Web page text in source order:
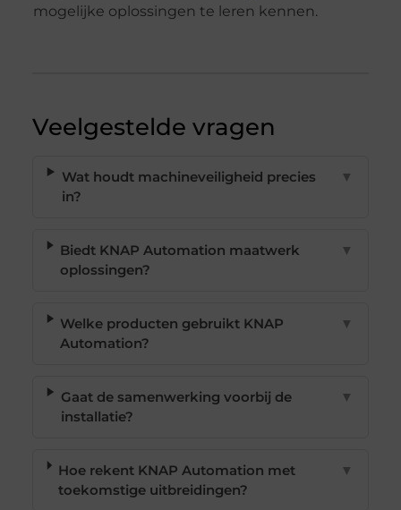
mogelijke oplossingen te leren kennen.
Veelgestelde vragen
Wat houdt machineveiligheid precies
in?
▼
Biedt KNAP Automation maatwerk
oplossingen?
▼
Welke producten gebruikt KNAP
Automation?
▼
Gaat de samenwerking voorbij de
installatie?
▼
Hoe rekent KNAP Automation met
toekomstige uitbreidingen?
▼